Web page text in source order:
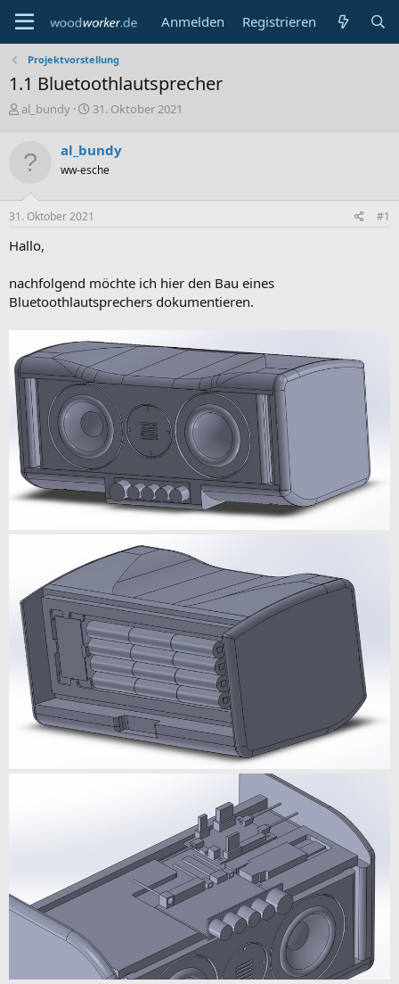
Anmelden Registrieren
Projektvorstellung
1.1 Bluetoothlautsprecher
E
t
l
e
al_bundy
E
t
e
l
t
31. Oktober 2021
al_bundy
ww-esche
31. Oktober 2021 #1
Hallo,
nachfolgend möchte ich hier den Bau eines
Bluetoothlautsprechers dokumentieren.